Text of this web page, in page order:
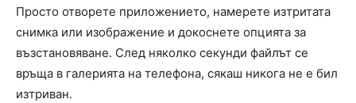
Просто отворете приложението, намерете изтритата
снимка или изображение и докоснете опцията за
възстановяване. След няколко секунди файлът се
връща в галерията на телефона, сякаш никога не е бил
изтриван.